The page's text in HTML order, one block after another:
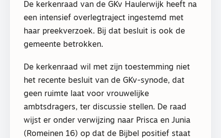
De kerkenraad van de GKv Haulerwijk heeft na
een intensief overlegtraject ingestemd met
haar preekverzoek. Bij dat besluit is ook de
gemeente betrokken.
De kerkenraad wil met zijn toestemming niet
het recente besluit van de GKv-synode, dat
geen ruimte laat voor vrouwelijke
ambtsdragers, ter discussie stellen. De raad
wijst er onder verwijzing naar Prisca en Junia
(Romeinen 16) op dat de Bijbel positief staat